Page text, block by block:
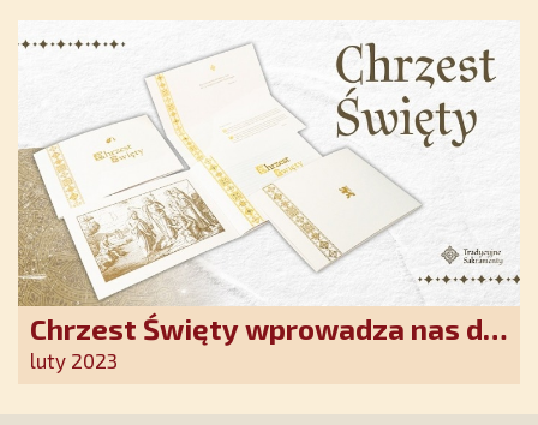
Chrzest Święty wprowadza nas do
wspólnoty Kościoła. Nasz pakiet
luty 2023